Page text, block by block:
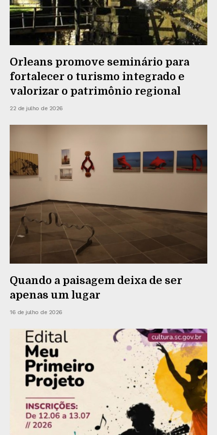
Orleans promove seminário para
fortalecer o turismo integrado e
valorizar o patrimônio regional
22 de julho de 2026
Quando a paisagem deixa de ser
apenas um lugar
16 de julho de 2026